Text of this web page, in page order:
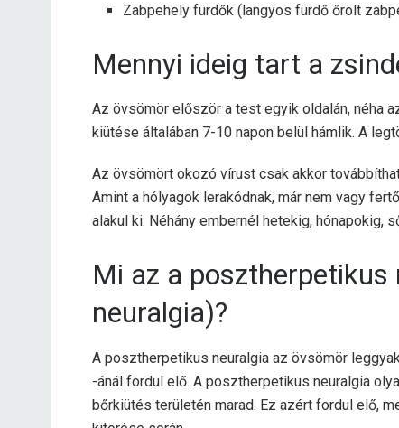
Zabpehely fürdők (langyos fürdő őrölt
Mennyi ideig tart a
Az övsömör először a test egyik oldalán, néha
kiütése általában 7-10 napon belül hámlik. A
Az övsömört okozó vírust csak akkor
Amint a hólyagok lerakódnak, már nem vagy
alakul ki. Néhány embernél hetekig, hónapokig,
Mi az a
neuralgia)?
A posztherpetikus neuralgia az övsömör
-ánál fordul elő. A posztherpetikus neuralgia
bőrkiütés területén marad. Ez azért fordul elő,